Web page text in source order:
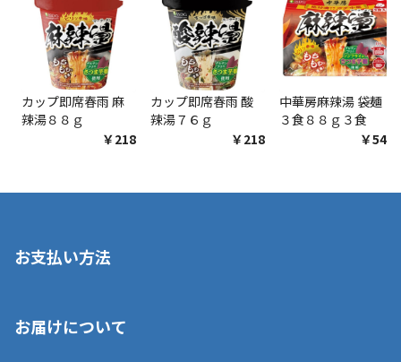
カップ即席春雨 麻
辣湯８８ｇ
￥218
カップ即席春雨 酸
辣湯７６ｇ
￥218
中華房麻辣湯 袋麺
３食８８ｇ３食
￥548
お支払い方法
いいただくことはできません。ご了承ください。
お届けについて